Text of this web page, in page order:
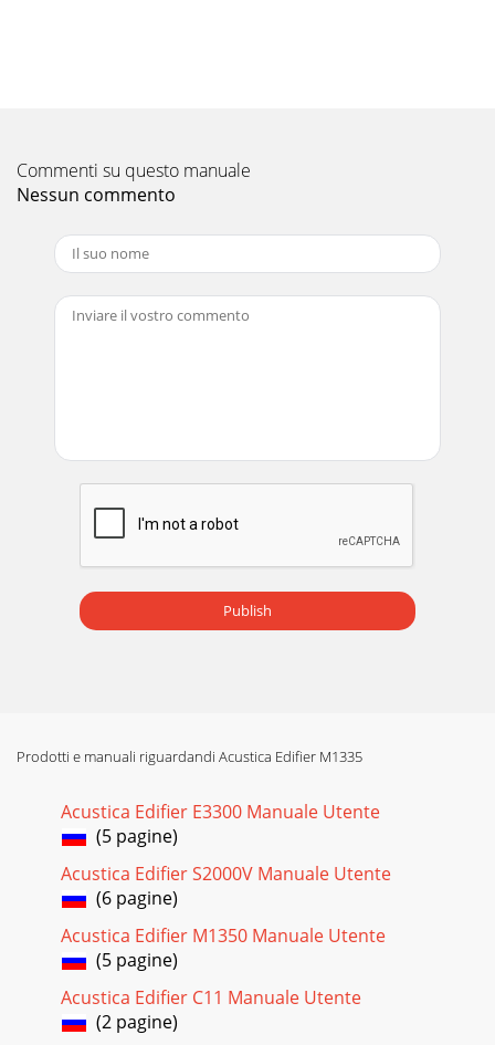
Commenti su questo manuale
Nessun commento
Publish
Prodotti e manuali riguardandi Acustica Edifier M1335
Acustica Edifier E3300 Manuale Utente
(5 pagine)
Acustica Edifier S2000V Manuale Utente
(6 pagine)
Acustica Edifier M1350 Manuale Utente
(5 pagine)
Acustica Edifier C11 Manuale Utente
(2 pagine)